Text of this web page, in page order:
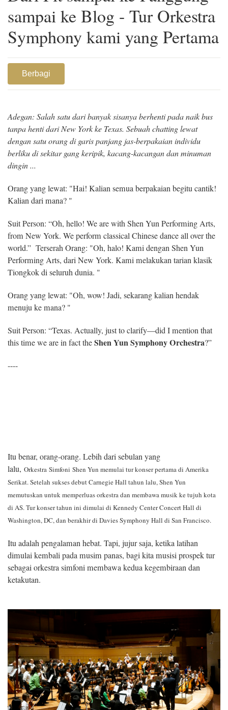
sampai ke Blog - Tur Orkestra
Symphony kami yang Pertama
Berbagi
Adegan: Salah satu dari banyak sisanya berhenti pada naik bus
tanpa henti dari New York ke Texas. Sebuah chatting lewat
dengan satu orang di garis panjang jas-berpakaian individu
berliku di sekitar gang keripik, kacang-kacangan dan minuman
dingin ...
Orang yang lewat: "Hai! Kalian semua berpakaian begitu cantik!
Kalian dari mana? "
Suit Person: “Oh, hello! We are with Shen Yun Performing Arts,
from New York. We perform classical Chinese dance all over the
world.” Terserah Orang: "Oh, halo! Kami dengan Shen Yun
Performing Arts, dari New York. Kami melakukan tarian klasik
Tiongkok di seluruh dunia. "
Orang yang lewat: "Oh, wow! Jadi, sekarang kalian hendak
menuju ke mana? "
Suit Person: “Texas. Actually, just to clarify—did I mention that
this time we are in fact theShen Yun Symphony Orchestra?”
----
Itu benar, orang-orang. Lebih dari sebulan yang
lalu, Orkestra Simfoni Shen Yun memulai tur konser pertama di Amerika
Serikat. Setelah sukses debut Carnegie Hall tahun lalu, Shen Yun
memutuskan untuk memperluas orkestra dan membawa musik ke tujuh kota
di AS. Tur konser tahun ini dimulai di Kennedy Center Concert Hall di
Washington, DC, dan berakhir di Davies Symphony Hall di San Francisco.
Itu adalah pengalaman hebat. Tapi, jujur ​​saja, ketika latihan
dimulai kembali pada musim panas, bagi kita musisi prospek tur
sebagai orkestra simfoni membawa kedua kegembiraan dan
ketakutan.